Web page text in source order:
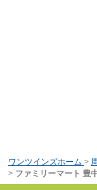
ワンツインズホーム >
> ファミリーマート 豊